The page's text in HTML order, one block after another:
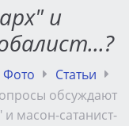
и
Фото
Статьи
обсуждают
масон-сатанист-